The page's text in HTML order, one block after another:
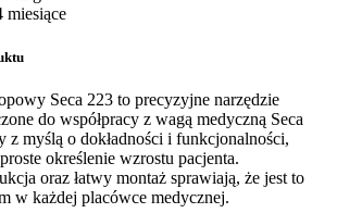
miesiące
Seca 223 to precyzyjne narzędzie
do współpracy z wagą medyczną Seca
z myślą o dokładności i funkcjonalności,
określenie wzrostu pacjenta.
oraz łatwy montaż sprawiają, że jest to
w każdej placówce medycznej.